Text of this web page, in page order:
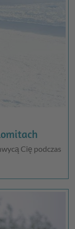
Cię podczas